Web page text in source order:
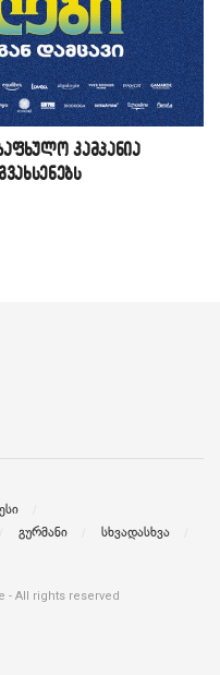
კამპანია
გურმანი
სხვადასხვა
- All rights reserved